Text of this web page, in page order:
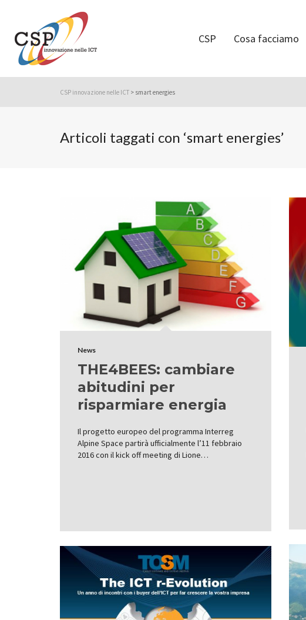
CSP Cosa facciamo
CSP innovazione nelle ICT > smart energies
Articoli taggati con ‘smart energies’
News
THE4BEES: cambiare
abitudini per
risparmiare energia
Il progetto europeo del programma Interreg
Alpine Space partirà ufficialmente l’11 febbraio
2016 con il kick off meeting di Lione…